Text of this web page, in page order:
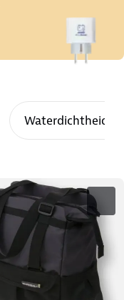
Waterdichtheid